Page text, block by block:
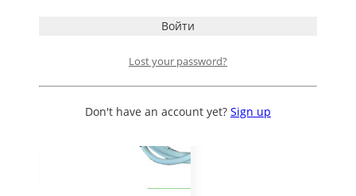
Lost your password?
Don't have an account yet? Sign up